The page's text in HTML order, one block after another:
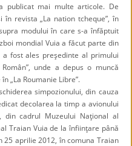
publicat mai multe articole. De
în revista„La nation tcheque”, în
modului în care s-a înfăptuit
mondial Vuia a făcut parte din
fost ales preşedinte al primului
unde a depus o muncă
„La Roumanie Libre”.
simpozionului, din cauza
decolarea la timp a avionului
din cadrul Muzeului Naţional al
Traian Vuia de la înfiinţare până
25 aprilie 2012, în comuna Traian